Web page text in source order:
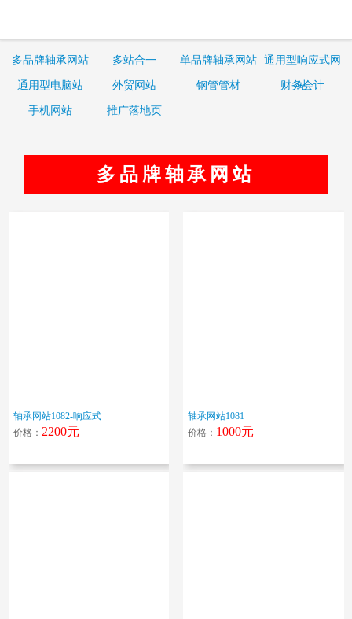
多品牌轴承网站 多站合一 单品牌轴承网站 通用型响应式网
站
通用型电脑站 外贸网站 钢管管材
财务会计
手机网站
推广落地页
多品牌轴承网站
轴承网站1082-响应式
价格： 2200元
轴承网站1081
价格： 1000元